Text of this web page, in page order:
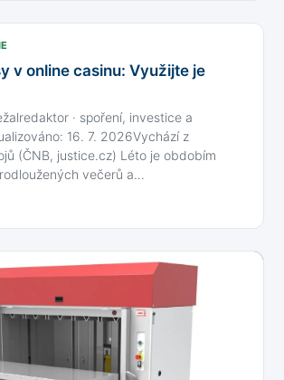
v online casinu: Využijte je
· spoření, investice a
16. 7. 2026Vychází z
(ČNB, justice.cz) Léto je obdobím
večerů a…